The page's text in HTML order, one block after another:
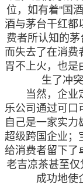
位，如有着"国
酒与茅台干红都
费者所认知的
而失去了在消费
胃不上火，也是
生了冲
当然，企业定
乐公司通过可口
自己是一家实力
超级跨国企业；
给消费者留下了
老吉凉茶甚至
成功地使